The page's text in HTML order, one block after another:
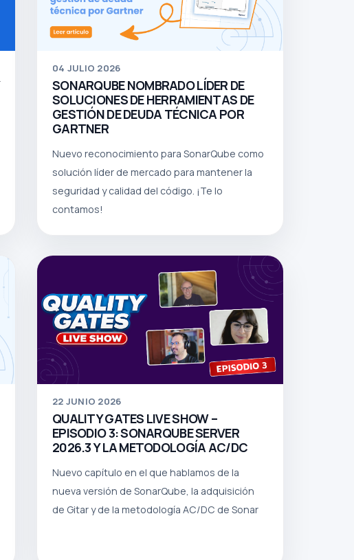
04 JULIO 2026
SONARQUBE NOMBRADO LÍDER DE
SOLUCIONES DE HERRAMIENTAS DE
GESTIÓN DE DEUDA TÉCNICA POR
GARTNER
Nuevo reconocimiento para SonarQube como
solución líder de mercado para mantener la
seguridad y calidad del código. ¡Te lo
contamos!
22 JUNIO 2026
QUALITY GATES LIVE SHOW –
EPISODIO 3: SONARQUBE SERVER
2026.3 Y LA METODOLOGÍA AC/DC
Nuevo capítulo en el que hablamos de la
nueva versión de SonarQube, la adquisición
de Gitar y de la metodología AC/DC de Sonar